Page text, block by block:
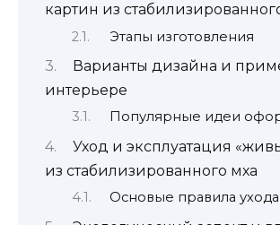
картин из
Этапы изготовления
Варианты дизайна и
интерьере
Популярные идеи
Уход и эксплуатация
из стабилизированного мха
Основые правила ухода